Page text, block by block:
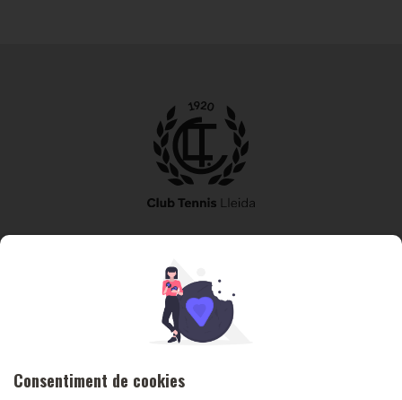
secretaria@tennislleida.com
Partida de boixadors 60 25198 Lleida
Consentiment de cookies